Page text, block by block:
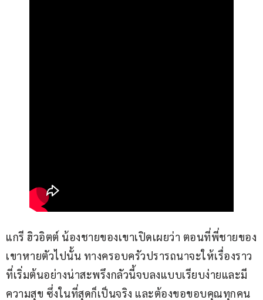
แกรี ฮิวอิตต์ น้องชายของเขาเปิดเผยว่า ตอนที่พี่ชายของ
เขาหายตัวไปนั้น ทางครอบครัวปรารถนาจะให้เรื่องราว
ที่เริ่มต้นอย่างน่าสะพรึงกลัวนี้จบลงแบบเรียบง่ายและมี
ความสุข ซึ่งในที่สุดก็เป็นจริง และต้องขอขอบคุณทุกคน